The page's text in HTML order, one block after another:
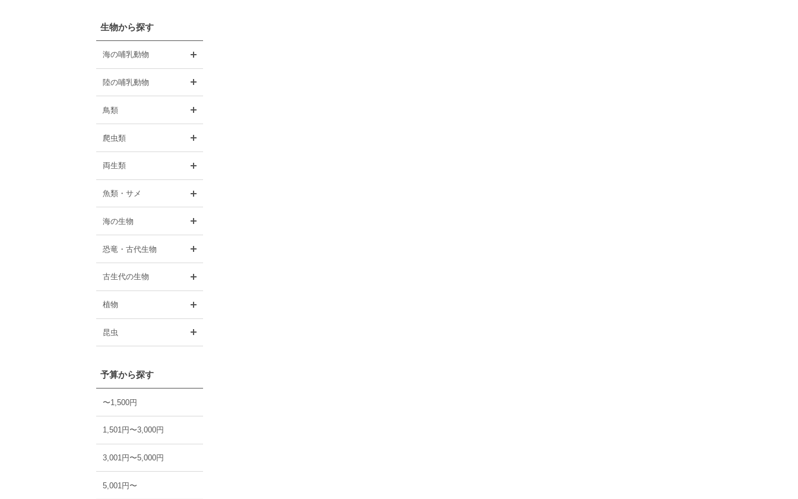
生物から探す
海の哺乳動物
陸の哺乳動物
鳥類
爬虫類
両生類
魚類・サメ
海の生物
恐竜・古代生物
古生代の生物
植物
昆虫
予算から探す
〜1,500円
1,501円〜3,000円
3,001円〜5,000円
5,001円〜